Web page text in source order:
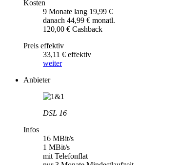
Kosten
9 Monate lang 19,99 €
danach 44,99 € monatl.
120,00 € Cashback
Preis effektiv
33,11 € effektiv
weiter
Anbieter
DSL 16
Infos
16 MBit/s
1 MBit/s
mit Telefonflat